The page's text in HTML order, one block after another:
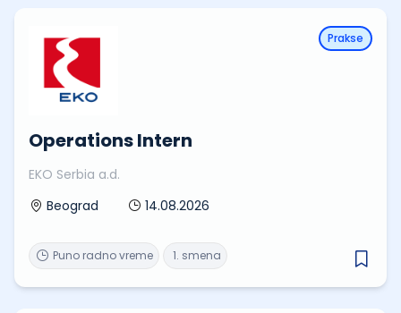
Prakse
Operations Intern
EKO Serbia a.d.
Beograd
14.08.2026
1. smena
Puno radno vreme